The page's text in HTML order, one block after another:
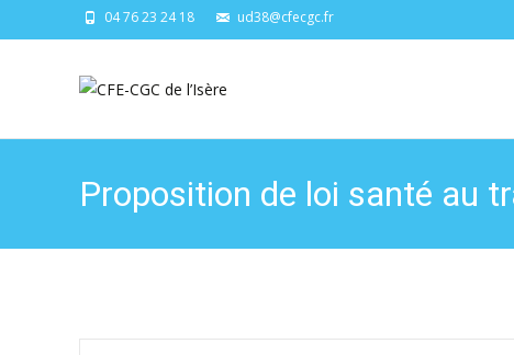
04 76 23 24 18 ud38@cfecgc.fr
Proposition de loi santé au